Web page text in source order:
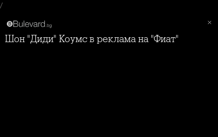
/
Шон "Диди" Коумс в реклама на "Фиат"